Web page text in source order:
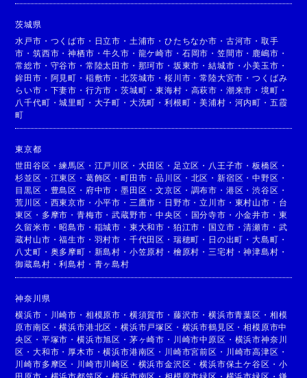
茨城県
水戸市 ・ つくば市 ・ 日立市 ・ 土浦市 ・ひたちなか市 ・ 古河市 ・ 取手
市 ・筑西市 ・神栖市 ・牛久市 ・ 龍ケ崎市 ・ 石岡市 ・ 笠間市 ・ 鹿嶋市 ・
常総市 ・ 守谷市 ・ 常陸太田市 ・ 那珂市 ・ 坂東市 ・結城市 ・小美玉市 ・
鉾田市 ・ 阿見町 ・ 稲敷市 ・北茨城市 ・桜川市 ・常陸大宮市 ・つくばみ
らい市 ・ 下妻市 ・ 行方市 ・茨城町 ・東海村 ・ 高萩市 ・ 潮来市 ・ 境町 ・
八千代町 ・城里町 ・ 大子町 ・ 大洗町 ・利根町 ・美浦村 ・ 河内町 ・ 五霞
町
東京都
世田谷区 ・練馬区 ・ 江戸川区 ・ 大田区 ・ 足立区 ・ 八王子市 ・板橋区 ・
杉並区 ・ 江東区 ・ 葛飾区 ・町田市 ・品川区 ・ 北区 ・ 新宿区 ・中野区 ・
目黒区 ・ 豊島区 ・ 府中市 ・墨田区 ・文京区 ・ 調布市 ・ 港区 ・渋谷区 ・
荒川区 ・ 西東京市 ・ 小平市 ・ 三鷹市 ・ 日野市 ・立川市 ・ 東村山市 ・ 台
東区 ・ 多摩市 ・青梅市 ・武蔵野市 ・中央区 ・ 国分寺市 ・ 小金井市 ・ 東
久留米市 ・昭島市 ・ 稲城市 ・ 東大和市 ・ 狛江市 ・ 国立市 ・清瀬市 ・ 武
蔵村山市 ・福生市 ・ 羽村市 ・ 千代田区 ・ 瑞穂町 ・ 日の出町 ・大島町 ・
八丈町 ・ 奥多摩町 ・ 新島村 ・ 小笠原村 ・ 檜原村 ・三宅村 ・神津島村 ・
御蔵島村 ・利島村 ・ 青ヶ島村
神奈川県
横浜市 ・ 川崎市 ・ 相模原市 ・ 横須賀市 ・ 藤沢市 ・横浜市青葉区 ・ 相模
原市南区 ・横浜市港北区 ・横浜市戸塚区 ・ 横浜市鶴見区 ・相模原市中
央区 ・ 平塚市 ・横浜市旭区 ・ 茅ヶ崎市 ・ 川崎市中原区 ・ 横浜市神奈川
区 ・大和市 ・ 厚木市 ・横浜市港南区 ・ 川崎市宮前区 ・ 川崎市高津区 ・
川崎市多摩区 ・ 川崎市川崎区 ・ 横浜市金沢区 ・横浜市保土ケ谷区 ・ 小